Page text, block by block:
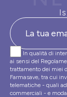
In qualità di
ai sensi del
trattamento dei miei
Farmasave, tra cui
telematiche - quali
commerciali - e